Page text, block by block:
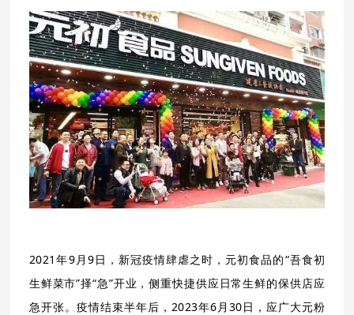
2021年9月9日，新冠疫情肆虐之时，元初食品的“吾食初
生鲜菜市”择“急”开业，侧重快捷供应日常生鲜的保供店应
急开张。疫情结束半年后， 2023年6月30日，应广大元粉